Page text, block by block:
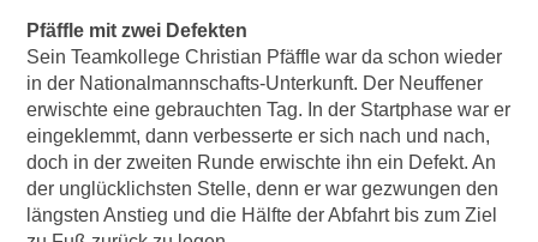
Pfäffle mit zwei Defekten
Sein Teamkollege Christian Pfäffle war da schon wieder
in der Nationalmannschafts-Unterkunft. Der Neuffener
erwischte eine gebrauchten Tag. In der Startphase war er
eingeklemmt, dann verbesserte er sich nach und nach,
doch in der zweiten Runde erwischte ihn ein Defekt. An
der unglücklichsten Stelle, denn er war gezwungen den
längsten Anstieg und die Hälfte der Abfahrt bis zum Ziel